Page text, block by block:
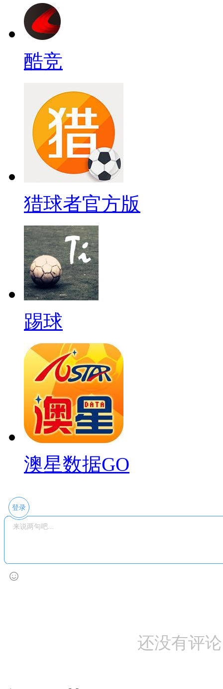
酷竞
猎球者官方版
踢球
澳星数据GO
登录
还没有评